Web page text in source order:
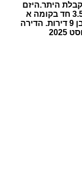
היתר.היזם
פי הנדסה.מושכרת ב6800 שח.תתקבל דירת 3.5 חד בקומה א
94 מרבנוי+10 מר מרפסת שמש.נין אינטימי בן 9 דירות. הדירה